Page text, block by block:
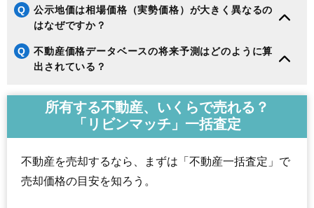
Q
公示地価は相場価格（実勢価格）が大きく異なるの
はなぜですか？
Q
不動産価格データベースの将来予測はどのように算
出されている？
所有する不動産、いくらで売れる？
「リビンマッチ」一括査定
不動産を売却するなら、まずは「不動産一括査定」で
売却価格の目安を知ろう。